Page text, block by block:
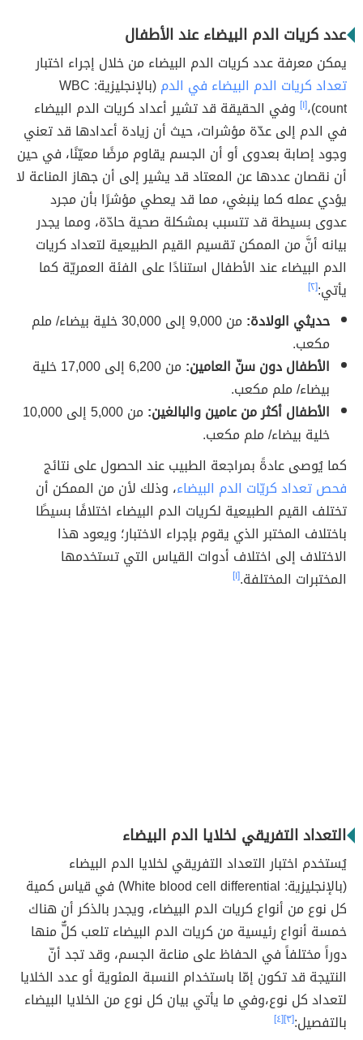
عدد كريات الدم البيضاء عند الأطفال
يمكن معرفة عدد كريات الدم البيضاء من خلال إجراء اختبار
تعداد كريات الدم البيضاء في الدم
(بالإنجليزية: WBC
count)، [١] وفي الحقيقة قد تشير أعداد كريات الدم البيضاء
في الدم إلى عدّة مؤشرات، حيث أن زيادة أعدادها قد تعني
وجود إصابة بعدوى أو أن الجسم يقاوم مرضًا معيّنًا، في حين
أن نقصان عددها عن المعتاد قد يشير إلى أن جهاز المناعة لا
يؤدي عمله كما ينبغي، مما قد يعطي مؤشرًا بأن مجرد
عدوى بسيطة قد تتسبب بمشكلة صحية حادّة، ومما يجدر
بيانه أنَّ من الممكن تقسيم القيم الطبيعية لتعداد كريات
الدم البيضاء عند الأطفال استنادًا على الفئة العمريّة كما
يأتي:[٢]
حديثي الولادة:
من 9,000 إلى 30,000 خلية بيضاء/ ملم
مكعب.
الأطفال دون سنّ العامين:
من 6,200 إلى 17,000 خلية
بيضاء/ ملم مكعب.
الأطفال أكثر من عامين والبالغين:
من 5,000 إلى 10,000
خلية بيضاء/ ملم مكعب.
كما يُوصى عادةً بمراجعة الطبيب عند الحصول على نتائج
فحص تعداد كريّات الدم البيضاء، وذلك لأن من الممكن أن
تختلف القيم الطبيعية لكريات الدم البيضاء اختلافًا بسيطًا
باختلاف المختبر الذي يقوم بإجراء الاختبار؛ ويعود هذا
الاختلاف إلى اختلاف أدوات القياس التي تستخدمها
المختبرات المختلفة.[١]
التعداد التفريقي لخلايا الدم البيضاء
يُستخدم اختبار التعداد التفريقي لخلايا الدم البيضاء
(بالإنجليزية: White blood cell differential) في قياس كمية
كل نوع من أنواع كريات الدم البيضاء، ويجدر بالذكر أن هناك
خمسة أنواع رئيسية من كريات الدم البيضاء تلعب كلٌّ منها
دوراً مختلفاً في الحفاظ على مناعة الجسم، وقد تجد أنّ
النتيجة قد تكون إمّا باستخدام النسبة المئوية أو عدد الخلايا
لتعداد كل نوع،وفي ما يأتي بيان كل نوع من الخلايا البيضاء
بالتفصيل:[٣] [٤]